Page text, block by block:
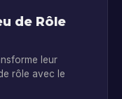
de Rôle
leur
rôle avec le